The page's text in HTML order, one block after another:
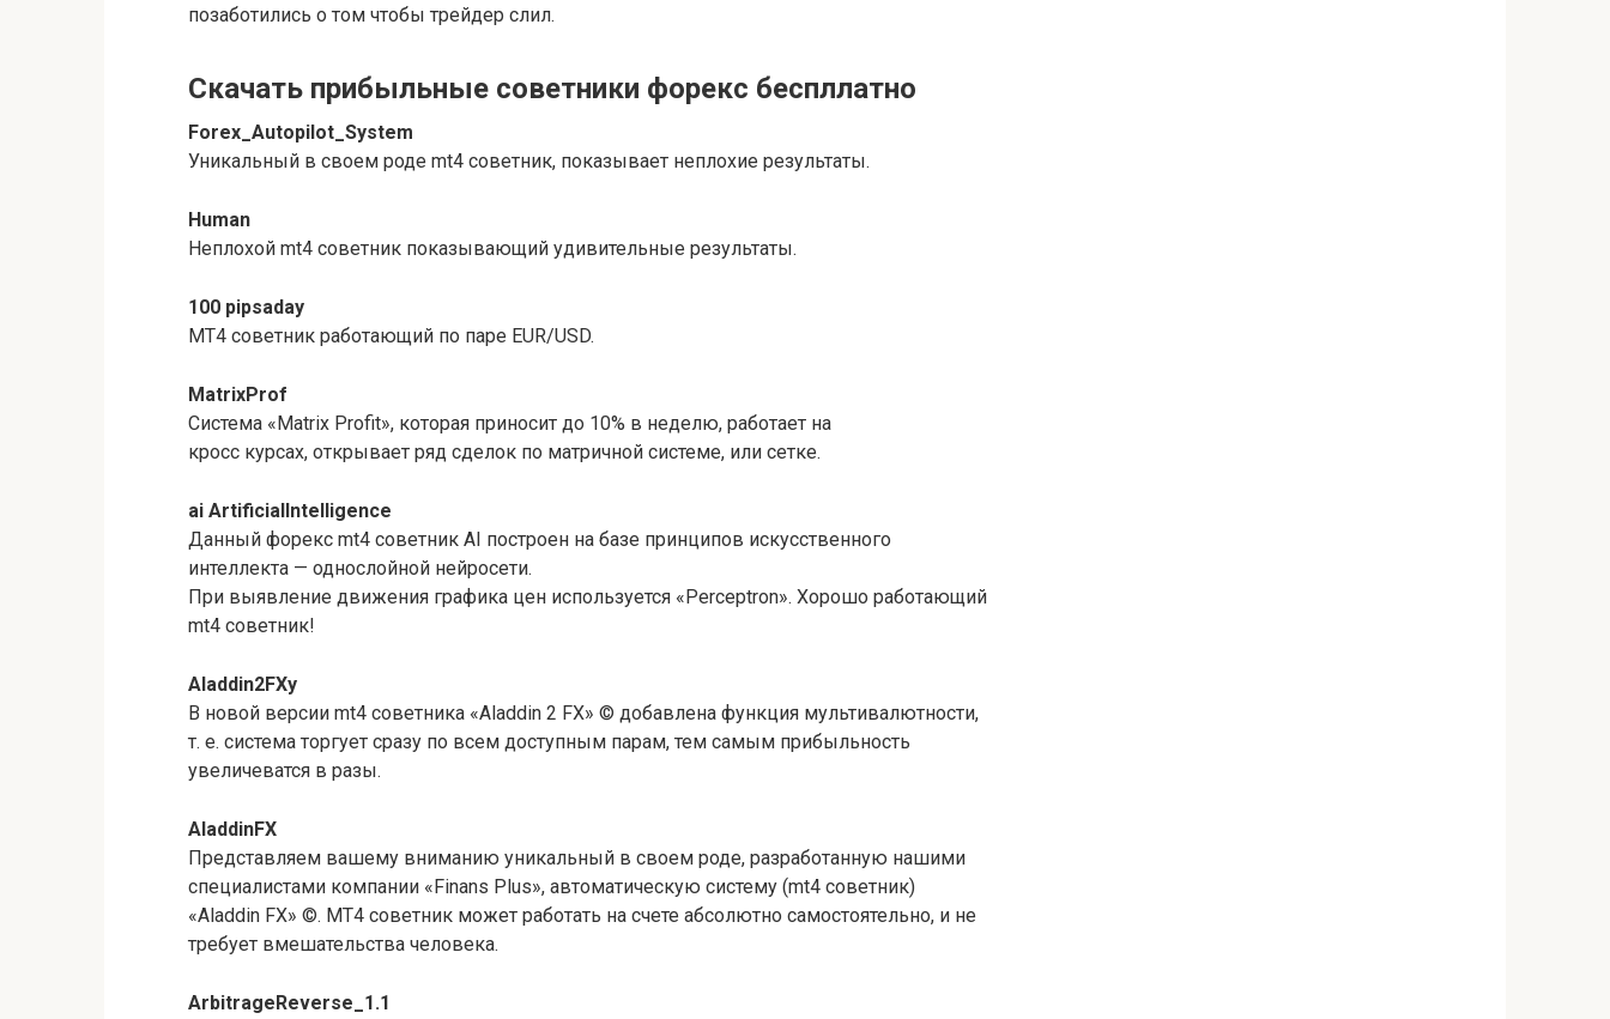
позаботились о том чтобы трейдер слил.
Скачать прибыльные советники форекс беспллатно
Forex_Autopilot_System
Уникальный в своем роде mt4 советник, показывает неплохие результаты.
Human
Неплохой mt4 советник показывающий удивительные результаты.
100 pipsaday
MT4 советник работающий по паре EUR/USD.
MatrixProf
Система «Matrix Profit», которая приносит до 10% в неделю, работает на
кросс курсах, открывает ряд сделок по матричной системе, или сетке.
ai ArtificialIntelligence
Данный форекс mt4 советник AI построен на базе принципов искусственного
интеллекта — однослойной нейросети.
При выявление движения графика цен используется «Perceptron». Хорошо работающий
mt4 советник!
Aladdin2FXу
В новой версии mt4 советника «Aladdin 2 FX» © добавлена функция мультивалютности,
т. е. система торгует сразу по всем доступным парам, тем самым прибыльность
увеличеватся в разы.
AladdinFX
Представляем вашему вниманию уникальный в своем роде, разработанную нашими
специалистами компании «Finans Plus», автоматическую систему (mt4 советник)
«Aladdin FX» ©. MT4 советник может работать на счете абсолютно самостоятельно, и не
требует вмешательства человека.
ArbitrageReverse_1.1